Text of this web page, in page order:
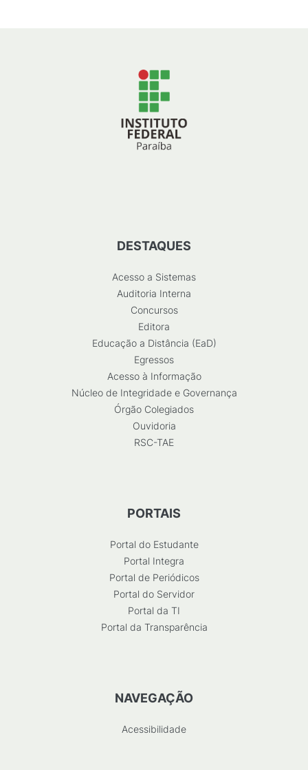
DESTAQUES
Acesso a Sistemas
Auditoria Interna
Concursos
Editora
Educação a Distância (EaD)
Egressos
Acesso à Informação
Núcleo de Integridade e Governança
Órgão Colegiados
Ouvidoria
RSC-TAE
PORTAIS
Portal do Estudante
Portal Integra
Portal de Periódicos
Portal do Servidor
Portal da TI
Portal da Transparência
NAVEGAÇÃO
Acessibilidade